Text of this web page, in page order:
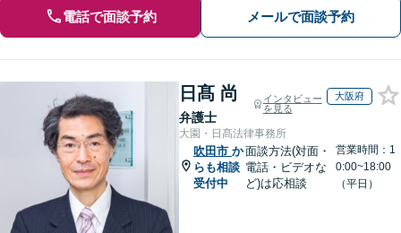
電話で面談予約 メールで面談予約
日髙 尚
弁護士
インタビュー
を見る
大阪府
大園・日髙法律事務所
吹田市 か
らも相談
受付中
面談方法(対面・
電話・ビデオな
ど)は応相談
営業時間：1
0:00~18:00
（平日）